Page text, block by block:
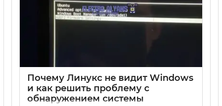
Почему Линукс не видит Windows
и как решить проблему с
обнаружением системы